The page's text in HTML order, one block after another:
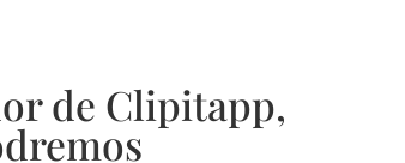
de Clipitapp,